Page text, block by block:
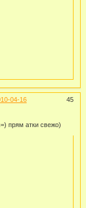
45
04-16
прям атки свежо)